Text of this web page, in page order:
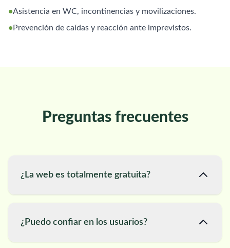
•Asistencia en WC, incontinencias y movilizaciones.
• Prevención de caídas y reacción ante imprevistos.
Preguntas frecuentes
¿La web es totalmente gratuita?
¿Puedo confiar en los usuarios?